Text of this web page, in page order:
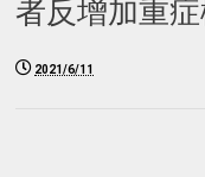
者反增加重
2021/6/11